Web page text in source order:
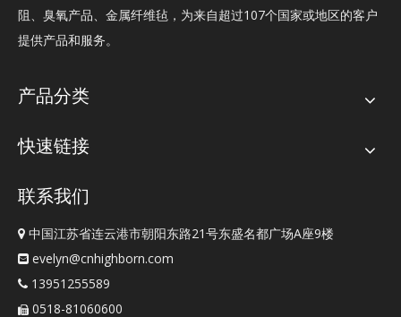
阻、臭氧产品、金属纤维毡，为来自超过107个国家或地区的客户
提供产品和服务。
产品分类
快速链接
联系我们
 中国江苏省连云港市朝阳东路21号东盛名都广场A座9楼
 evelyn@cnhighborn.com
 13951255589
 0518-81060600